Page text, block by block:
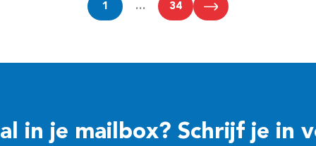
1 … 34
in je mailbox? Schrijf je in